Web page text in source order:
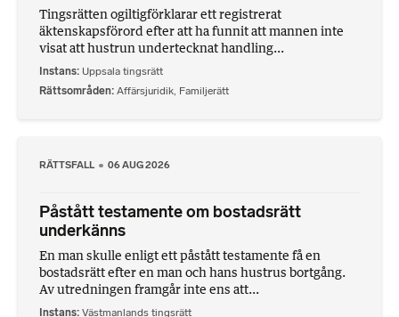
Tingsrätten ogiltigförklarar ett registrerat
äktenskapsförord efter att ha funnit att mannen inte
visat att hustrun undertecknat handling...
Instans Uppsala tingsrätt
Rättsområden Affärsjuridik, Familjerätt
RÄTTSFALL 06 AUG 2026
Påstått testamente om bostadsrätt
underkänns
En man skulle enligt ett påstått testamente få en
bostadsrätt efter en man och hans hustrus bortgång.
Av utredningen framgår inte ens att...
Instans Västmanlands tingsrätt